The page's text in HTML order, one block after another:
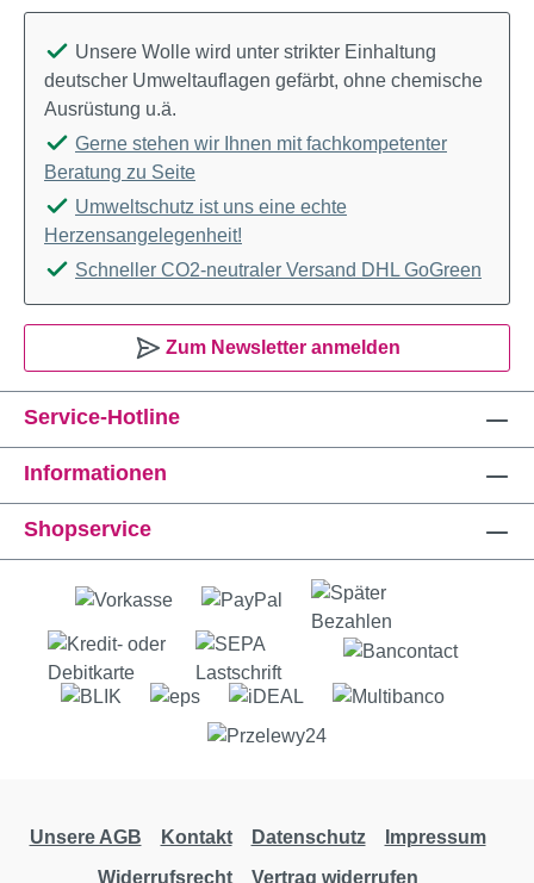
Service-Hotline
Informationen
Shopservice
Unsere Wolle wird unter strikter Einhaltung
deutscher Umweltauflagen gefärbt, ohne chemische
Ausrüstung u.ä.
Gerne stehen wir Ihnen mit fachkompetenter
Beratung zu Seite
Umweltschutz ist uns eine echte
Herzensangelegenheit!
Schneller CO2-neutraler Versand DHL GoGreen
Zum Newsletter anmelden
Unsere AGB Kontakt Datenschutz
Impressum
Widerrufsrecht
Vertrag widerrufen